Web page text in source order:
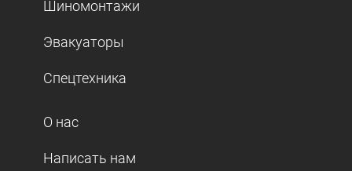
Шиномонтажи
Эвакуаторы
Спецтехника
О нас
Написать нам